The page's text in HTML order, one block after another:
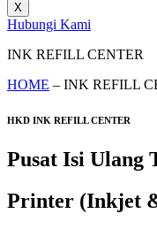
X
Hubungi Kami
INK REFILL CENTER
HOME – INK REFILL
HKD INK REFILL CENTER
Pusat Isi Ulang
Printer (Inkjet